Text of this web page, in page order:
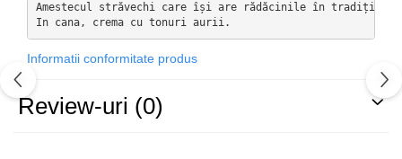
Amestecul străvechi care își are rădăcinile în tradiția
In cana, crema cu tonuri aurii.
Informatii conformitate produs
Review-uri (0)